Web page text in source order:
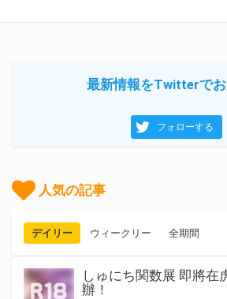
最新情報をTwitterでお
フォローする
人気の記事
デイリー ウィークリー 全期間
しゅにち関数展 即將在
辦！